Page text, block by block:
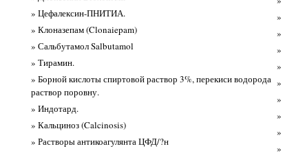
» Цефалексин-ПНИТИА.
» Клоназепам (Clonaiepam)
» Сальбутамол Salbutamol
» Тирамин.
» Борной кислоты спиртовой раствор 3%, перекиси водорода
раствор поровну.
» Индотард.
» Кальциноз (Calcinosis)
» Растворы антикоагулянта ЦФД/?н
»
»
»
»
»
»
»
»
»